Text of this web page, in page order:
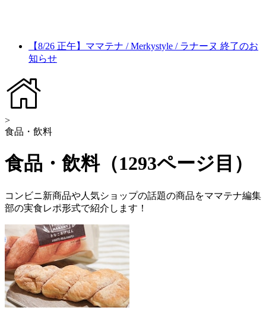
【8/26 正午】ママテナ / Merkystyle / ラナーヌ 終了のお
知らせ
>
食品・飲料
食品・飲料（1293ページ目）
コンビニ新商品や人気ショップの話題の商品をママテナ編集
部の実食レポ形式で紹介します！